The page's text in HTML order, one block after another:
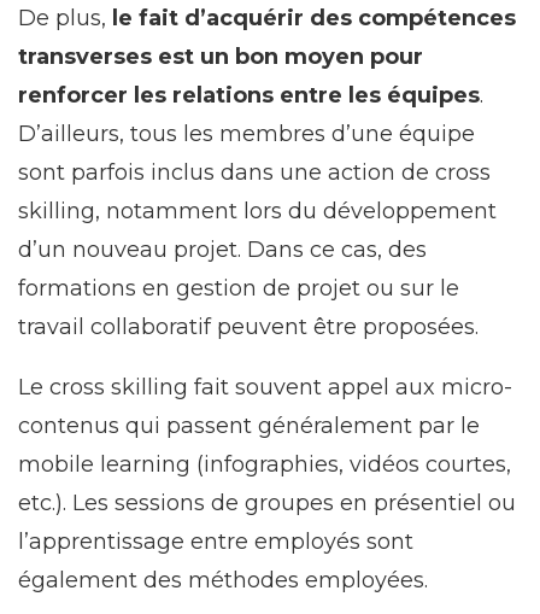
De plus, le fait d’acquérir des compétences
transverses est un bon moyen pour
renforcer les relations entre les équipes.
D’ailleurs, tous les membres d’une équipe
sont parfois inclus dans une action de cross
skilling, notamment lors du développement
d’un nouveau projet. Dans ce cas, des
formations en gestion de projet ou sur le
travail collaboratif peuvent être proposées.
Le cross skilling fait souvent appel aux micro-
contenus qui passent généralement par le
mobile learning (infographies, vidéos courtes,
etc.). Les sessions de groupes en présentiel ou
l’apprentissage entre employés sont
également des méthodes employées.